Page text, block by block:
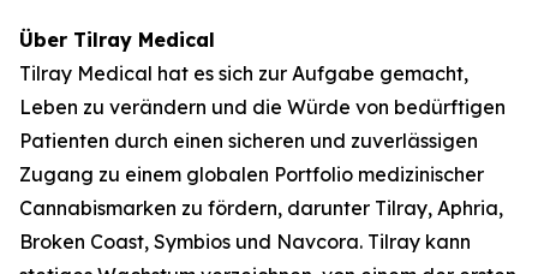
Über Tilray Medical
Tilray Medical hat es sich zur Aufgabe gemacht,
Leben zu verändern und die Würde von bedürftigen
Patienten durch einen sicheren und zuverlässigen
Zugang zu einem globalen Portfolio medizinischer
Cannabismarken zu fördern, darunter Tilray, Aphria,
Broken Coast, Symbios und Navcora. Tilray kann